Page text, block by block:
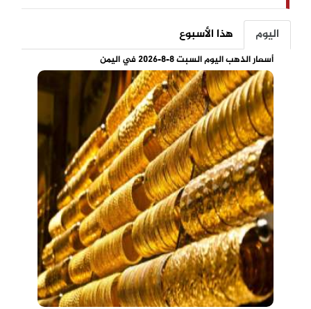
اليوم هذا الأسبوع
أسعار الذهب اليوم السبت 8-8-2026 في اليمن